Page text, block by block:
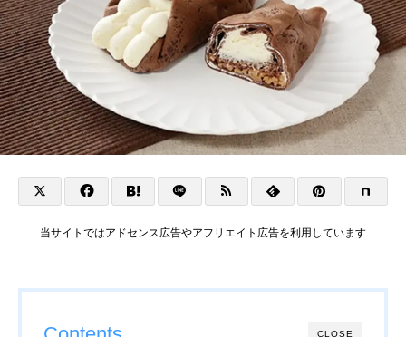
当サイトではアドセンス広告やアフリエイト広告を利用しています
CLOSE